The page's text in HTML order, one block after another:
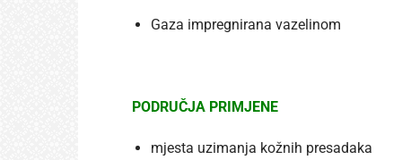
Gaza impregnirana vazelinom
PODRUČJA PRIMJENE
mjesta uzimanja kožnih presadaka